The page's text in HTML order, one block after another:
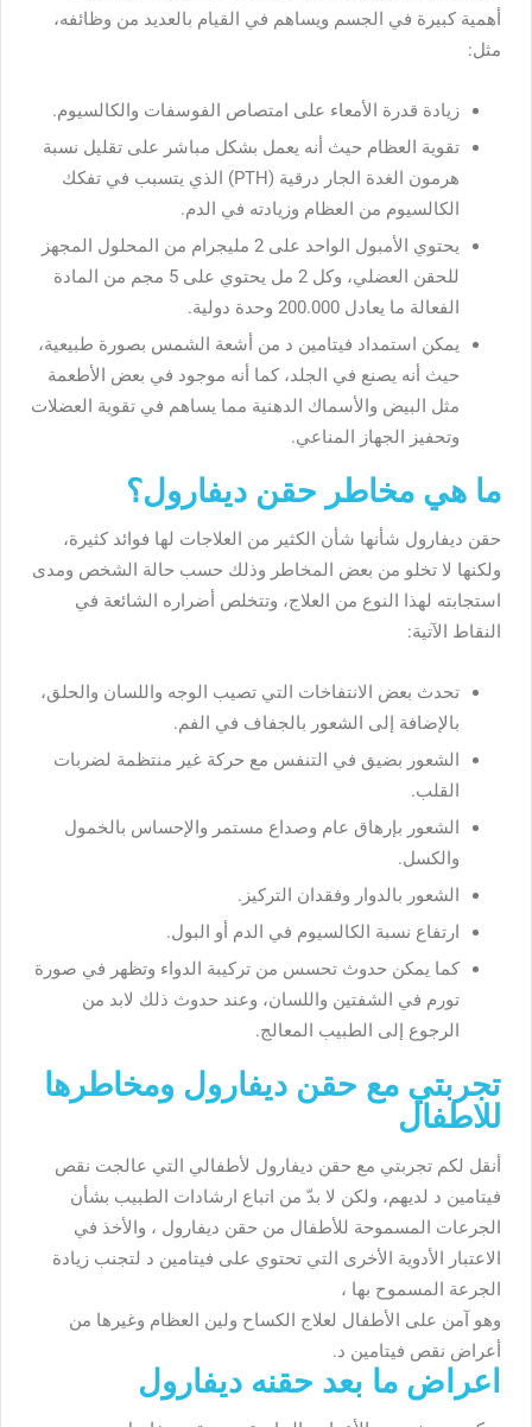
أهمية كبيرة في الجسم ويساهم في القيام بالعديد من وظائفه،
مثل:
زيادة قدرة الأمعاء على امتصاص الفوسفات والكالسيوم.
تقوية العظام حيث أنه يعمل بشكل مباشر على تقليل نسبة
هرمون الغدة الجار درقية (PTH) الذي يتسبب في تفكك
الكالسيوم من العظام وزيادته في الدم.
يحتوي الأمبول الواحد على 2 مليجرام من المحلول المجهز
للحقن العضلي، وكل 2 مل يحتوي على 5 مجم من المادة
الفعالة ما يعادل 200.000 وحدة دولية.
يمكن استمداد فيتامين د من أشعة الشمس بصورة طبيعية،
حيث أنه يصنع في الجلد، كما أنه موجود في بعض الأطعمة
مثل البيض والأسماك الدهنية مما يساهم في تقوية العضلات
وتحفيز الجهاز المناعي.
ما هي مخاطر حقن ديفارول؟
حقن ديفارول شأنها شأن الكثير من العلاجات لها فوائد كثيرة،
ولكنها لا تخلو من بعض المخاطر وذلك حسب حالة الشخص ومدى
استجابته لهذا النوع من العلاج، وتتخلص أضراره الشائعة في
النقاط الآتية:
تحدث بعض الانتفاخات التي تصيب الوجه واللسان والحلق،
بالإضافة إلى الشعور بالجفاف في الفم.
الشعور بضيق في التنفس مع حركة غير منتظمة لضربات
القلب.
الشعور بإرهاق عام وصداع مستمر والإحساس بالخمول
والكسل.
الشعور بالدوار وفقدان التركيز.
ارتفاع نسبة الكالسيوم في الدم أو البول.
كما يمكن حدوث تحسس من تركيبة الدواء وتظهر في صورة
تورم في الشفتين واللسان، وعند حدوث ذلك لابد من
الرجوع إلى الطبيب المعالج.
تجربتي مع حقن ديفارول ومخاطرها
للاطفال
أنقل لكم تجربتي مع حقن ديفارول لأطفالي التي عالجت نقص
فيتامين د لديهم، ولكن لا بدّ من اتباع ارشادات الطبيب بشأن
الجرعات المسموحة للأطفال من حقن ديفارول ، والأخذ في
الاعتبار الأدوية الأخرى التي تحتوي على فيتامين د لتجنب زيادة
الجرعة المسموح بها ،
وهو آمن على الأطفال لعلاج الكساح ولين العظام وغيرها من
أعراض نقص فيتامين د.
اعراض ما بعد حقنه ديفارول